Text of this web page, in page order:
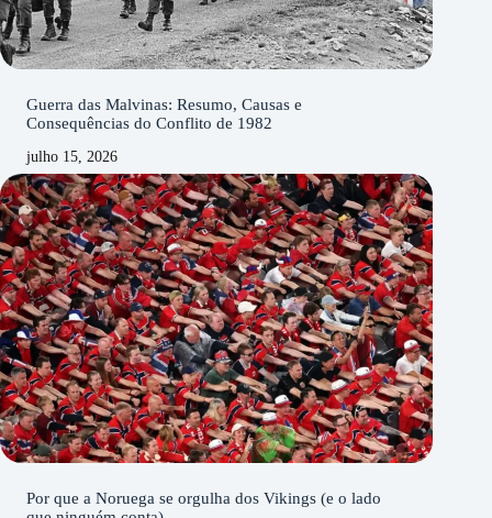
Guerra das Malvinas: Resumo, Causas e
Consequências do Conflito de 1982
julho 15, 2026
Por que a Noruega se orgulha dos Vikings (e o lado